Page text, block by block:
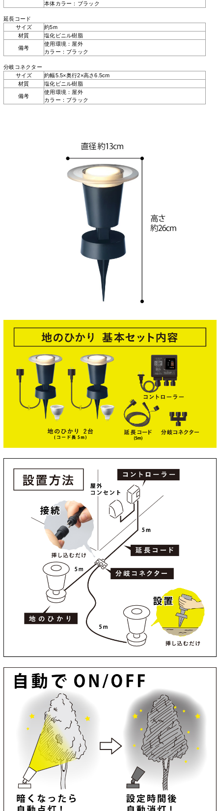
本体カラー：ブラック
延長コード
サイズ
約5m
材質
塩化ビニル樹脂
備考
使用環境：屋外
カラー：ブラック
分岐コネクター
サイズ
約幅5.5×奥行2×高さ6.5cm
材質
塩化ビニル樹脂
備考
使用環境：屋外
カラー：ブラック